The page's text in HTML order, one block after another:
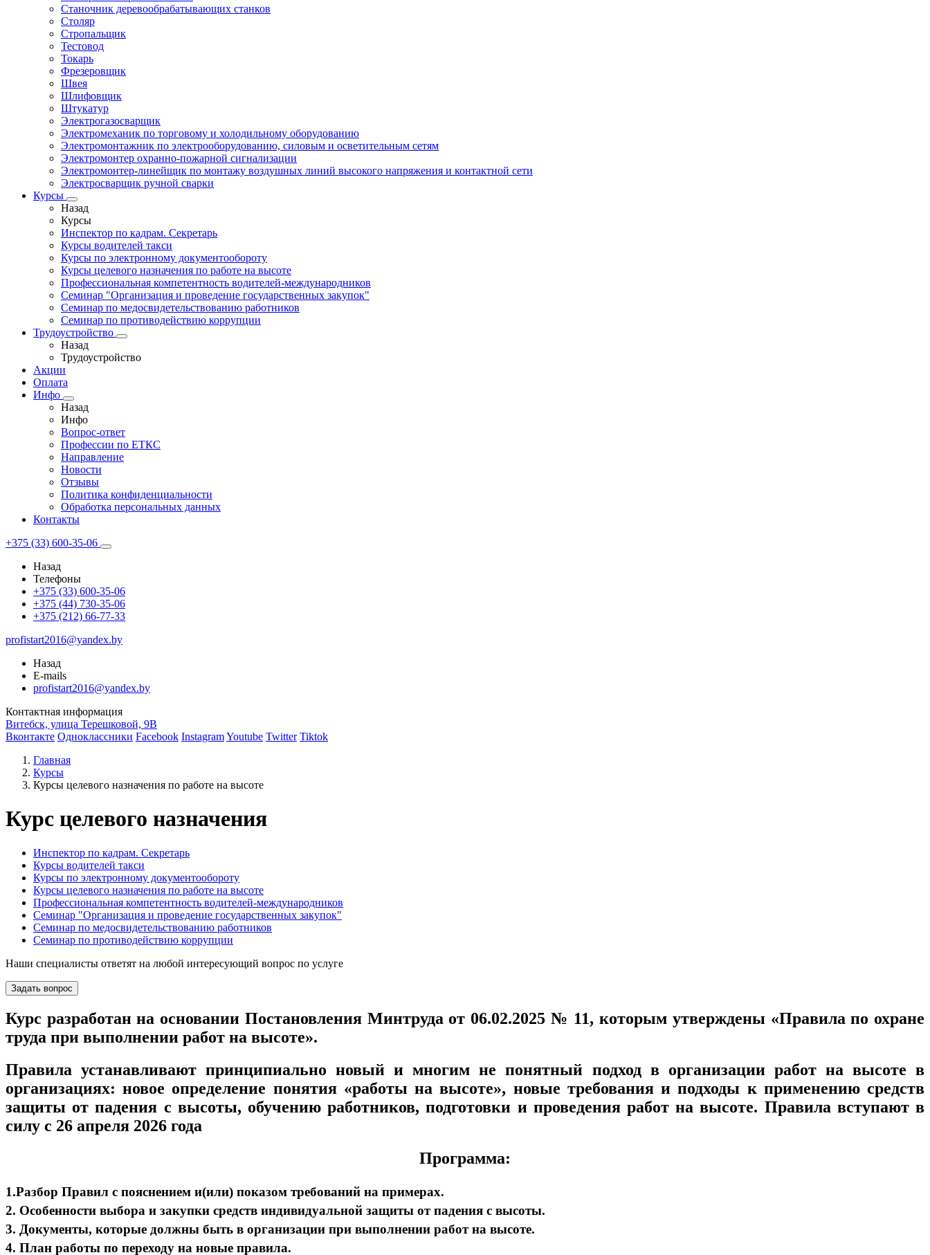
Станочник деревообрабатывающих станков
Столяр
Стропальщик
Тестовод
Токарь
Фрезеровщик
Швея
Шлифовщик
Штукатур
Электрогазосварщик
Электромеханик по торговому и холодильному оборудованию
Электромонтажник по электрооборудованию, силовым и осветительным сетям
Электромонтер охранно-пожарной сигнализации
Электромонтер-линейщик по монтажу воздушных линий высокого напряжения и контактной сети
Электросварщик ручной сварки
Курсы
Назад
Курсы
Инспектор по кадрам. Секретарь
Курсы водителей такси
Курсы по электронному документообороту
Курсы целевого назначения по работе на высоте
Профессиональная компетентность водителей-международников
Семинар "Организация и проведение государственных закупок"
Семинар по медосвидетельствованию работников
Семинар по противодействию коррупции
Трудоустройство
Назад
Трудоустройство
Акции
Оплата
Инфо
Назад
Инфо
Вопрос-ответ
Профессии по ЕТКС
Направление
Новости
Отзывы
Политика конфиденциальности
Обработка персональных данных
Контакты
+375 (33) 600-35-06
Назад
Телефоны
+375 (33) 600-35-06
+375 (44) 730-35-06
+375 (212) 66-77-33
profistart2016@yandex.by
Назад
E-mails
profistart2016@yandex.by
Контактная информация
Витебск, улица Терешковой, 9В
Вконтакте Одноклассники Facebook InstagramYoutube Twitter Tiktok
Главная
Курсы
Курсы целевого назначения по работе на высоте
Курс целевого назначения
Инспектор по кадрам. Секретарь
Курсы водителей такси
Курсы по электронному документообороту
Курсы целевого назначения по работе на высоте
Профессиональная компетентность водителей-международников
Семинар "Организация и проведение государственных закупок"
Семинар по медосвидетельствованию работников
Семинар по противодействию коррупции
Наши специалисты ответят на любой интересующий вопрос по услуге
Задать вопрос
Курс разработан на основании Постановления Минтруда от 06.02.2025 № 11, которым утверждены «Правила по охране
труда при выполнении работ на высоте».
Правила устанавливают принципиально новый и многим не понятный подход в организации работ на высоте в
организациях: новое определение понятия «работы на высоте», новые требования и подходы к применению средств
защиты от падения с высоты, обучению работников, подготовки и проведения работ на высоте. Правила вступают в
силу с 26 апреля 2026 года
Программа:
1.Разбор Правил с пояснением и(или) показом требований на примерах.
2. Особенности выбора и закупки средств индивидуальной защиты от падения с высоты.
3. Документы, которые должны быть в организации при выполнении работ на высоте.
4. План работы по переходу на новые правила.